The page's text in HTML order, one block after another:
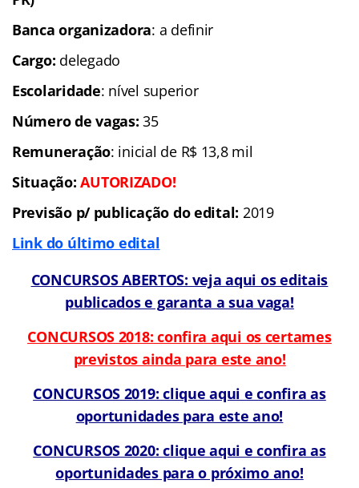
Banca organizadora: a definir
Cargo: delegado
Escolaridade: nível superior
Número de vagas: 35
Remuneração: inicial de R$ 13,8 mil
Situação: AUTORIZADO!
Previsão p/ publicação do edital: 2019
Link do último edital
CONCURSOS ABERTOS: veja aqui os editais
publicados e garanta a sua vaga!
CONCURSOS 2018: confira aqui os certames
previstos ainda para este ano!
CONCURSOS 2019: clique aqui e confira as
oportunidades para este ano!
CONCURSOS 2020: clique aqui e confira as
oportunidades para o próximo ano!